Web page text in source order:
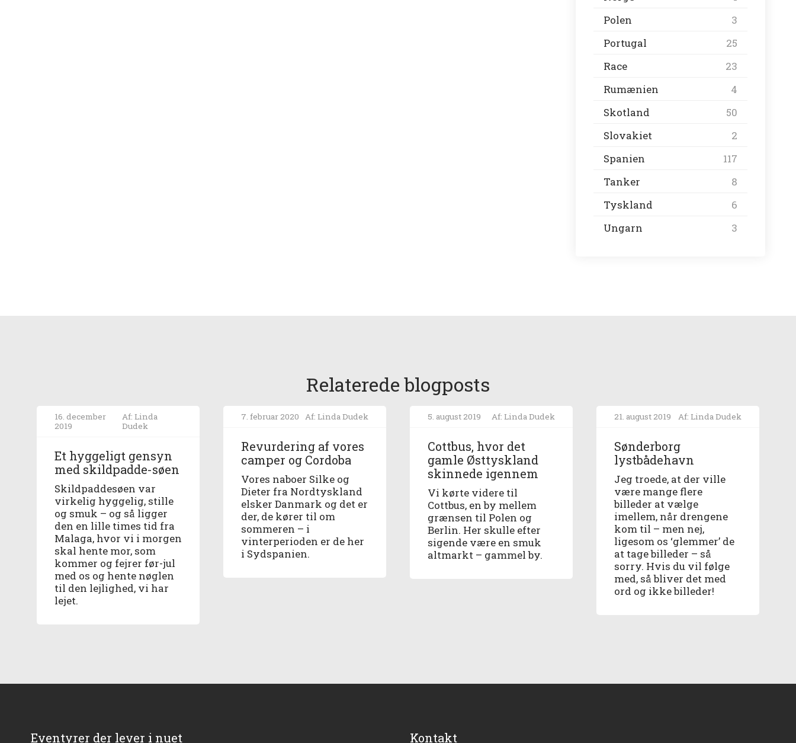
Polen
3
Portugal
25
Race
23
Rumænien
4
Skotland
50
Slovakiet
2
Spanien
117
Tanker
8
Tyskland
6
Ungarn
3
Relaterede blogposts
16. december
2019
Af: Linda
Dudek
Et hyggeligt gensyn
med skildpadde-søen
Skildpaddesøen var
virkelig hyggelig, stille
og smuk – og så ligger
den en lille times tid fra
Malaga, hvor vi i morgen
skal hente mor, som
kommer og fejrer før-jul
med os og hente nøglen
til den lejlighed, vi har
lejet.
7. februar 2020 Af: Linda Dudek
Revurdering af vores
camper og Cordoba
Vores naboer Silke og
Dieter fra Nordtyskland
elsker Danmark og det er
der, de kører til om
sommeren – i
vinterperioden er de her
i Sydspanien.
5. august 2019 Af: Linda Dudek
Cottbus, hvor det
gamle Østtyskland
skinnede igennem
Vi kørte videre til
Cottbus, en by mellem
grænsen til Polen og
Berlin. Her skulle efter
sigende være en smuk
altmarkt – gammel by.
21. august 2019 Af: Linda Dudek
Sønderborg
lystbådehavn
Jeg troede, at der ville
være mange flere
billeder at vælge
imellem, når drengene
kom til – men nej,
ligesom os ‘glemmer’ de
at tage billeder – så
sorry. Hvis du vil følge
med, så bliver det med
ord og ikke billeder!
Eventyrer der lever i nuet Kontakt